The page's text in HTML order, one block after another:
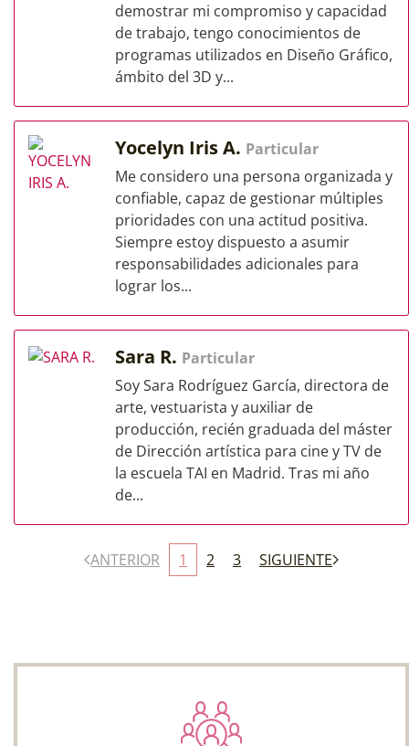
demostrar mi compromiso y capacidad
de trabajo, tengo conocimientos de
programas utilizados en Diseño Gráfico,
ámbito del 3D y...
Yocelyn Iris A. Particular
Me considero una persona organizada y
confiable, capaz de gestionar múltiples
prioridades con una actitud positiva.
Siempre estoy dispuesto a asumir
responsabilidades adicionales para
lograr los...
Sara R. Particular
Soy Sara Rodríguez García, directora de
arte, vestuarista y auxiliar de
producción, recién graduada del máster
de Dirección artística para cine y TV de
la escuela TAI en Madrid. Tras mi año
de...
ANTERIOR 1 2 3 SIGUIENTE